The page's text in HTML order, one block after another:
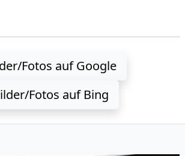
Fotos auf Google
Fotos auf Bing